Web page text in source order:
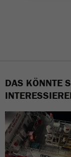
DAS KÖNNTE